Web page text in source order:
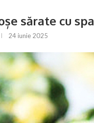
sărate cu
24 iunie 2025